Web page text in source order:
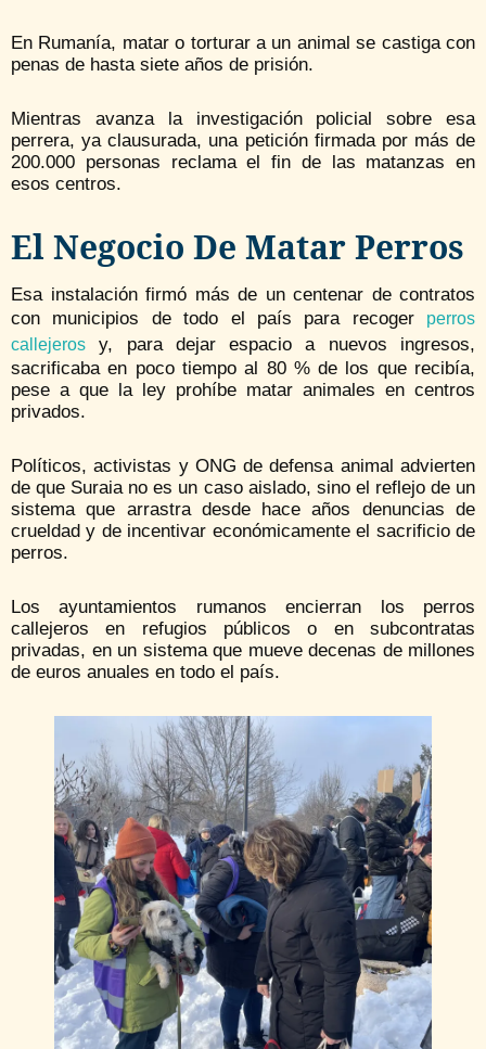
En Rumanía, matar o torturar a un animal se castiga con
penas de hasta siete años de prisión.
Mientras avanza la investigación policial sobre esa
perrera, ya clausurada, una petición firmada por más de
200.000 personas reclama el fin de las matanzas en
esos centros.
El Negocio De Matar Perros
Esa instalación firmó más de un centenar de contratos
con municipios de todo el país para recoger
perros
callejeros y, para dejar espacio a nuevos ingresos,
sacrificaba en poco tiempo al 80 % de los que recibía,
pese a que la ley prohíbe matar animales en centros
privados.
Políticos, activistas y ONG de defensa animal advierten
de que Suraia no es un caso aislado, sino el reflejo de un
sistema que arrastra desde hace años denuncias de
crueldad y de incentivar económicamente el sacrificio de
perros.
Los ayuntamientos rumanos encierran los perros
callejeros en refugios públicos o en subcontratas
privadas, en un sistema que mueve decenas de millones
de euros anuales en todo el país.